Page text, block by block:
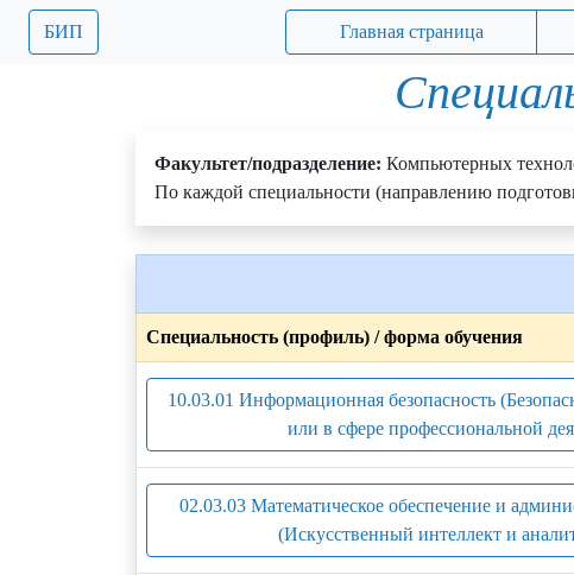
БИП Главная страница
Факультет/подразделение: Компьютерных
По каждой специальности (направлению
Специальность (профиль) / форма обучения
10.03.01 Информационная безопасность
или в сфере профессиональной
02.03.03 Математическое обеспечение и
(Искусственный интеллект и